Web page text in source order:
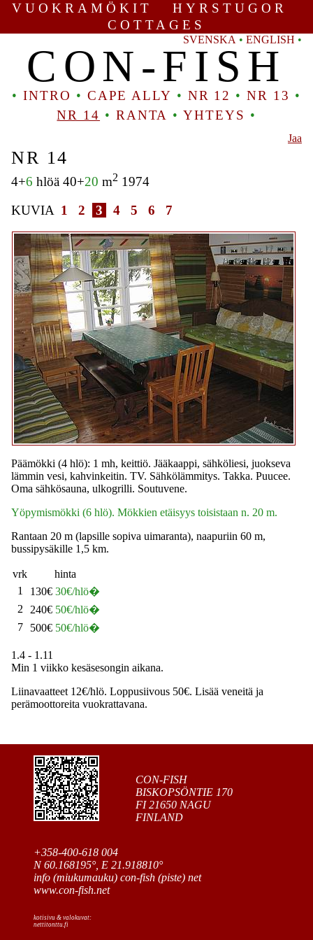
VUOKRAMÖKIT HYRSTUGOR
COTTAGES
SVENSKA • ENGLISH •
CON-FISH
•INTRO • CAPE ALLY • NR 12 • NR 13 •
NR 14 • RANTA • YHTEYS •
Jaa
NR 14
4+6 hlöä 40+20 m2 1974
KUVIA 1 2 3 4 5 6 7
Päämökki (4 hlö): 1 mh, keittiö. Jääkaappi, sähköliesi, juokseva
lämmin vesi, kahvinkeitin. TV. Sähkölämmitys. Takka. Puucee.
Oma sähkösauna, ulkogrilli. Soutuvene.
Yöpymismökki (6 hlö). Mökkien etäisyys toisistaan n. 20 m.
Rantaan 20 m (lapsille sopiva uimaranta), naapuriin 60 m,
bussipysäkille 1,5 km.
vrk
hinta
1
130€ 30€/hlö�
2
240€ 50€/hlö�
7
500€ 50€/hlö�
1.4 - 1.11
Min 1 viikko kesäsesongin aikana.
Liinavaatteet 12€/hlö. Loppusiivous 50€. Lisää veneitä ja
perämoottoreita vuokrattavana.
CON-FISH
BISKOPSÖNTIE 170
FI 21650 NAGU
FINLAND
+358-400-618 004
N 60.168195°, E 21.918810°
info (miukumauku) con-fish (piste) net
www.con-fish.net
kotisivu & valokuvat:
nettitonttu.fi